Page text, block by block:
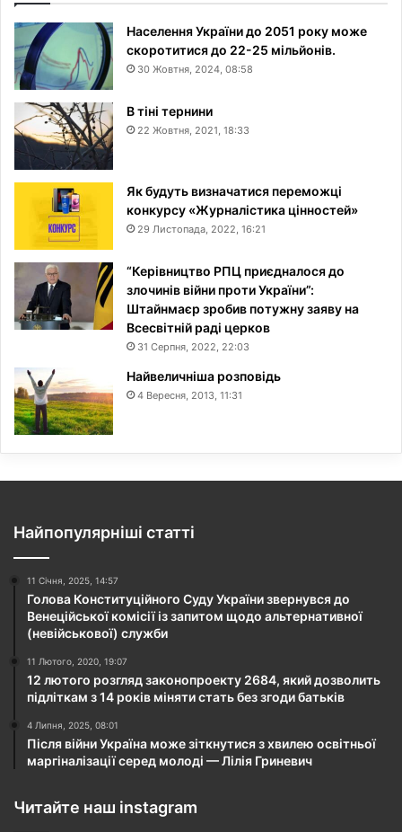
Населення України до 2051 року може
скоротитися до 22-25 мільйонів.
30 Жовтня, 2024, 08:58
В тіні тернини
22 Жовтня, 2021, 18:33
Як будуть визначатися переможці
конкурсу «Журналістика цінностей»
29 Листопада, 2022, 16:21
“Керівництво РПЦ приєдналося до
злочинів війни проти України”:
Штайнмаєр зробив потужну заяву на
Всесвітній раді церков
31 Серпня, 2022, 22:03
Найвеличніша розповідь
4 Вересня, 2013, 11:31
Найпопулярніші статті
11 Січня, 2025, 14:57
Голова Конституційного Суду України звернувся до
Венеційської комісії із запитом щодо альтернативної
(невійськової) служби
11 Лютого, 2020, 19:07
12 лютого розгляд законопроекту 2684, який дозволить
підліткам з 14 років міняти стать без згоди батьків
4 Липня, 2025, 08:01
Після війни Україна може зіткнутися з хвилею освітньої
маргіналізації серед молоді — Лілія Гриневич
Читайте наш instagram